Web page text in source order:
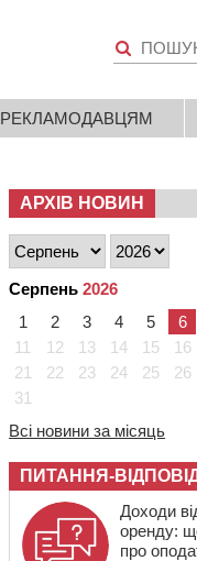
РЕКЛАМОДАВЦЯМ
АРХІВ НОВИН
Серпень 2026
1
2 3 4 5 6
11
12 13 14 15 16
21
22 23 24 25 26
31
Всі новини за місяць
ПИТАННЯ-
Доходи
оренду:
про